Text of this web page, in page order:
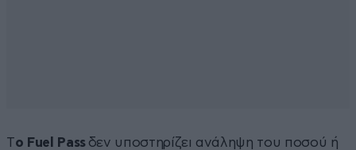
Το Fuel Passδεν υποστηρίζει ανάληψη του ποσού ή